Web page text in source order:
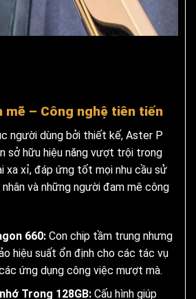
mẽ – Công nghệ tiên tiến
người dùng bởi thiết kế, Aster P
sở hữu hiệu năng vượt trội trong
xa xỉ, đáp ứng tốt mọi nhu cầu sử
và những người đam mê công
660: Con chip tầm trung nhưng
hiệu suất ổn định cho các tác vụ
ứng dụng công việc mượt mà.
Trong 128GB: Cấu hình giúp